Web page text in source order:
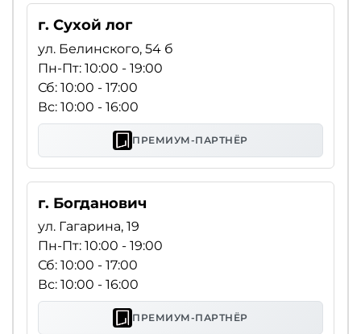
г. Сухой лог
ул. Белинского, 54 б
Пн-Пт: 10:00 - 19:00
Сб: 10:00 - 17:00
Вс: 10:00 - 16:00
ПРЕМИУМ-ПАРТНЁР
г. Богданович
ул. Гагарина, 19
Пн-Пт: 10:00 - 19:00
Сб: 10:00 - 17:00
Вс: 10:00 - 16:00
ПРЕМИУМ-ПАРТНЁР